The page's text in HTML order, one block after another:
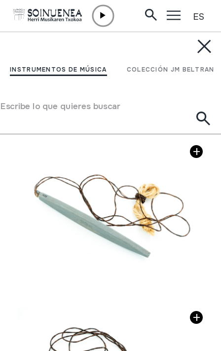
INSTRUMENTOS DE MÚSICA COLECCIÓN JM BELTRAN
Escribe lo que quieres buscar
ES
BURRUNDA
Tipo de Instrumento de música